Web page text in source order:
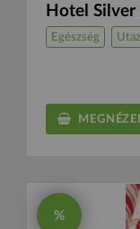
Hotel
Egészség
%